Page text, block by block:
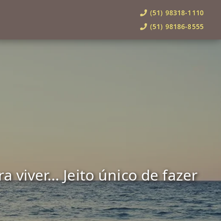
(51) 98318-1110
(51) 98186-8555
viver... Jeito único de fazer